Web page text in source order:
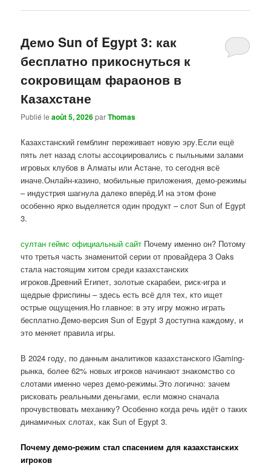
Демо Sun of Egypt 3: как
бесплатно прикоснуться к
сокровищам фараонов в
Казахстане
Publié leaoût 5, 2026parThomas
Казахстанский гемблинг переживает новую эру.Если ещё
пять лет назад слоты ассоциировались с пыльными залами
игровых клубов в Алматы или Астане, то сегодня всё
иначе.Онлайн-казино, мобильные приложения, демо-режимы
– индустрия шагнула далеко вперёд.И на этом фоне
особенно ярко выделяется один продукт – слот Sun of Egypt
3.
султан геймс официальный сайт Почему именно он? Потому
что третья часть знаменитой серии от провайдера 3 Oaks
стала настоящим хитом среди казахстанских
игроков.Древний Египет, золотые скарабеи, риск-игра и
щедрые фриспины – здесь есть всё для тех, кто ищет
острые ощущения.Но главное: в эту игру можно играть
бесплатно.Демо-версия Sun of Egypt 3 доступна каждому, и
это меняет правила игры.
В 2024 году, по данным аналитиков казахстанского iGaming-
рынка, более 62% новых игроков начинают знакомство со
слотами именно через демо-режимы.Это логично: зачем
рисковать реальными деньгами, если можно сначала
прочувствовать механику? Особенно когда речь идёт о таких
динамичных слотах, как Sun of Egypt 3.
Почему демо-режим стал спасением для казахстанских
игроков